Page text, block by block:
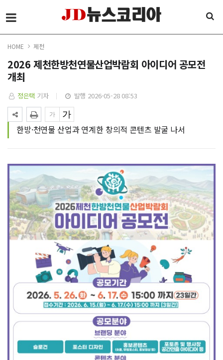
HOME 제천
2026 제천한방천연물산업박람회 아이디어 공모전
개최
정은택 기자 발행 2026-05-28 08:53
한방·천연물 산업과 연계한 창의적 콘텐츠 발굴 나서